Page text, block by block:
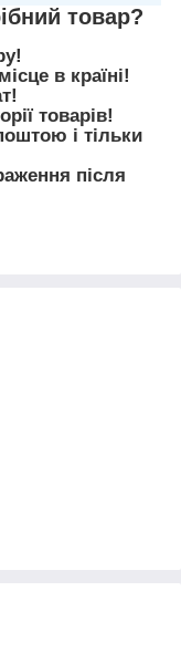
товар?
в країні!
товарів!
і тільки
після